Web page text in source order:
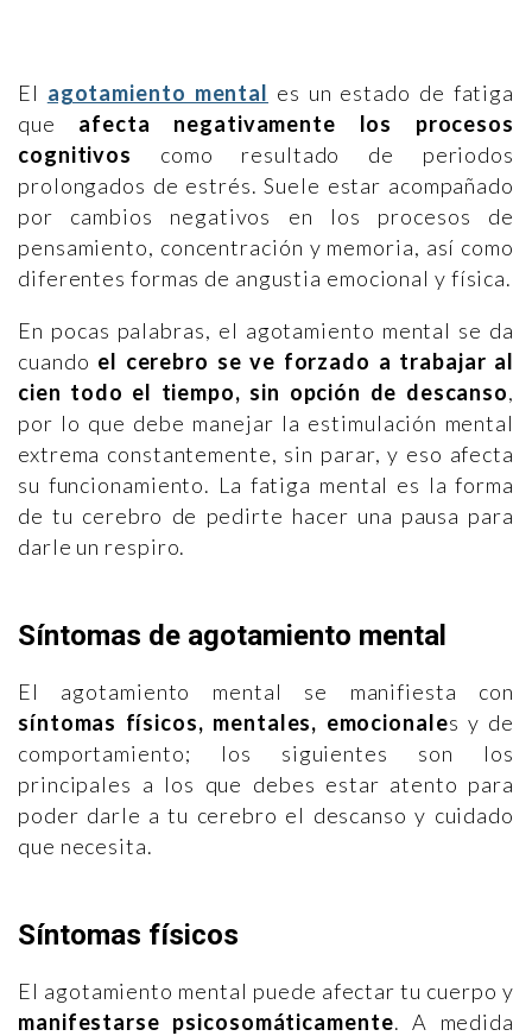
El agotamiento mental es un estado de fatiga
que afecta negativamente los procesos
cognitivos como resultado de periodos
prolongados de estrés. Suele estar acompañado
por cambios negativos en los procesos de
pensamiento, concentración y memoria, así como
diferentes formas de angustia emocional y física.
En pocas palabras, el agotamiento mental se da
cuando el cerebro se ve forzado a trabajar al
cien todo el tiempo, sin opción de descanso,
por lo que debe manejar la estimulación mental
extrema constantemente, sin parar, y eso afecta
su funcionamiento. La fatiga mental es la forma
de tu cerebro de pedirte hacer una pausa para
darle un respiro.
Síntomas de agotamiento mental
El agotamiento mental se manifiesta con
síntomas físicos, mentales, emocionales y de
comportamiento; los siguientes son los
principales a los que debes estar atento para
poder darle a tu cerebro el descanso y cuidado
que necesita.
Síntomas físicos
El agotamiento mental puede afectar tu cuerpo y
manifestarse psicosomáticamente. A medida